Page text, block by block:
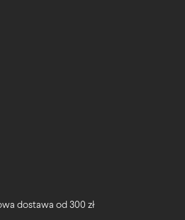
dostawa od 300 zł